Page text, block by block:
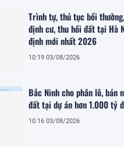
Trình tự, thủ tục bồi
định cư, thu hồi đất tại Hà
định mới nhất 2026
10:19 03/08/2026
Bắc Ninh cho phân lô, bán
đất tại dự án hơn 1.000 tỷ
10:16 03/08/2026